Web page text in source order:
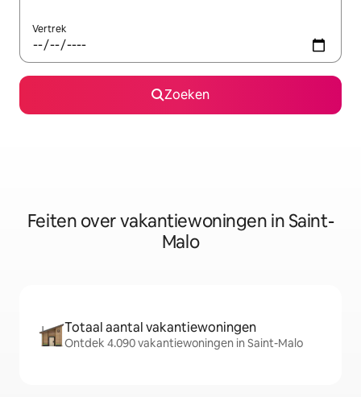
Vertrek
Zoeken
Feiten over vakantiewoningen in Saint-
Malo
Totaal aantal vakantiewoningen
Ontdek 4.090 vakantiewoningen in Saint-Malo